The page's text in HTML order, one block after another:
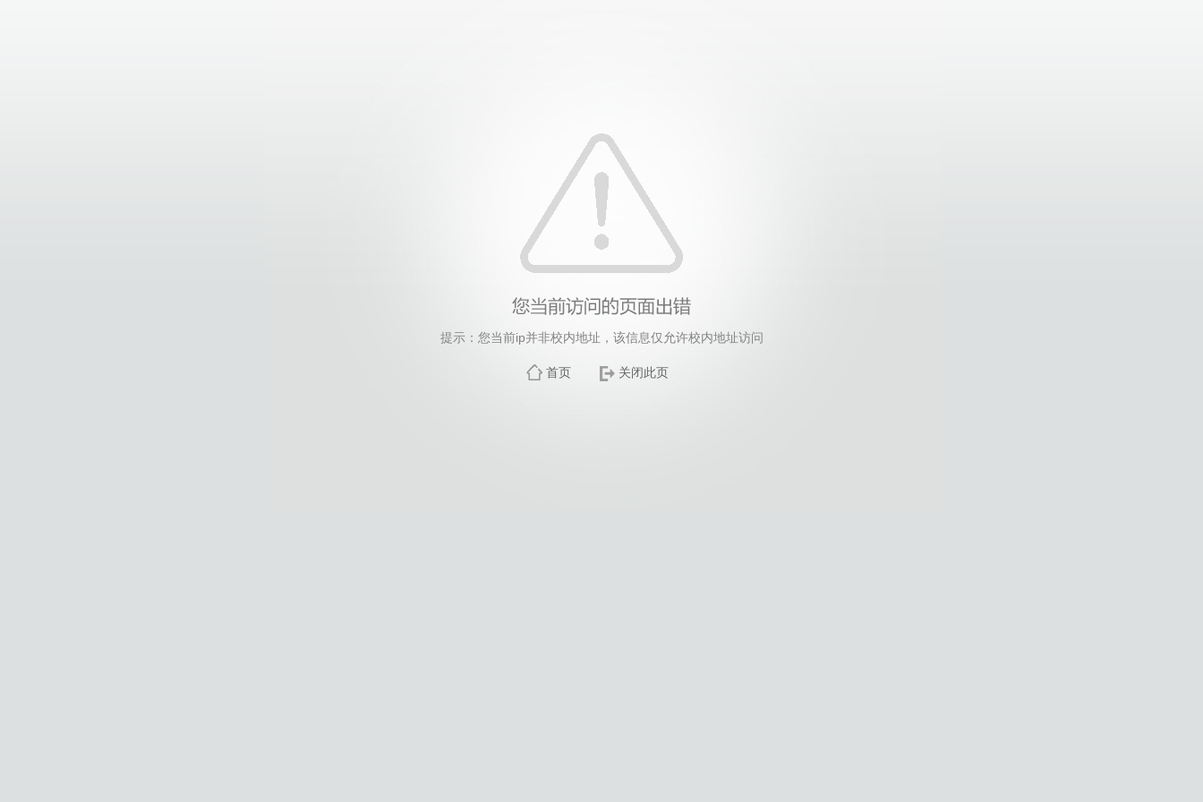
提示：您当前ip并非校内地址，该信息仅允许校内地址访问
首页 关闭此页